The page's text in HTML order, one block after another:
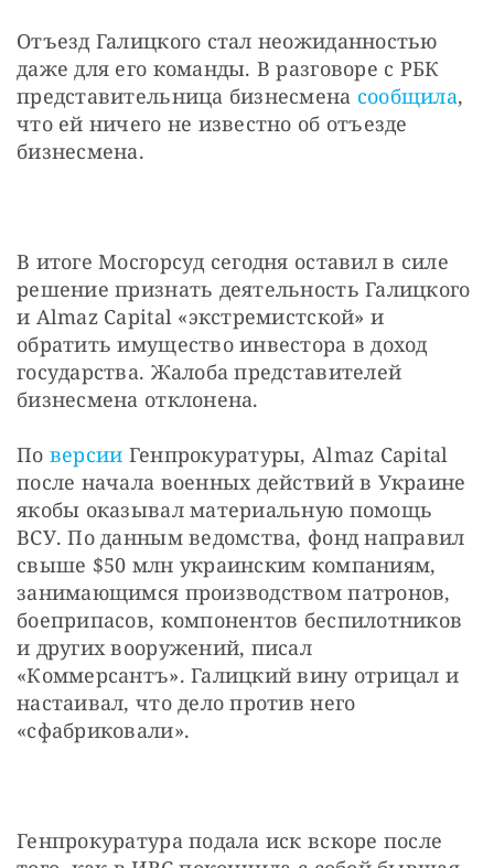
Отъезд Галицкого стал неожиданностью
даже для его команды. В разговоре с РБК
представительница бизнесмена сообщила,
что ей ничего не известно об отъезде
бизнесмена.
В итоге Мосгорсуд сегодня оставил в силе
решение признать деятельность Галицкого
и Almaz Capital «экстремистской» и
обратить имущество инвестора в доход
государства. Жалоба представителей
бизнесмена отклонена.
По версии Генпрокуратуры, Almaz Capital
после начала военных действий в Украине
якобы оказывал материальную помощь
ВСУ. По данным ведомства, фонд направил
свыше $50 млн украинским компаниям,
занимающимся производством патронов,
боеприпасов, компонентов беспилотников
и других вооружений, писал
«Коммерсантъ». Галицкий вину отрицал и
настаивал, что дело против него
«сфабриковали».
Генпрокуратура подала иск вскоре после